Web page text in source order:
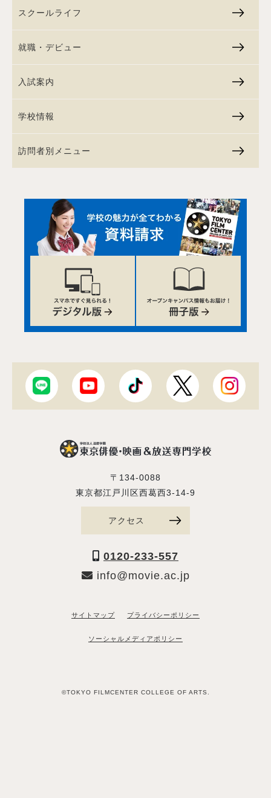
スクールライフ
就職・デビュー
入試案内
学校情報
訪問者別メニュー
〒134-0088
東京都江戸川区西葛西3-14-9
アクセス
0120-233-557
info@movie.ac.jp
サイトマップ プライバシーポリシー
ソーシャルメディアポリシー
©TOKYO FILMCENTER COLLEGE OF ARTS.